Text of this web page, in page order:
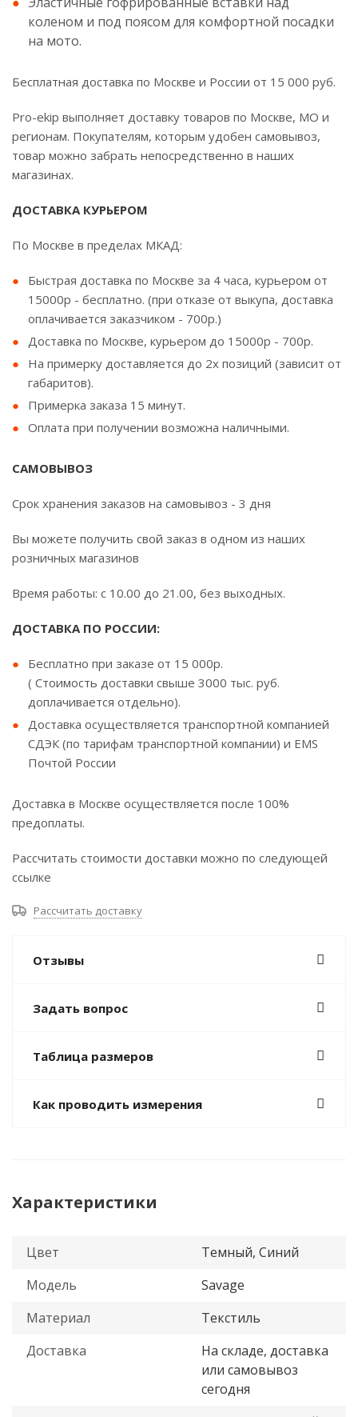
коленом и под поясом для комфортной посадки
на мото.
Бесплатная доставка по Москве и России от 15 000 руб.
Pro-ekip выполняет доставку товаров по Москве, МО и
регионам. Покупателям, которым удобен самовывоз,
товар можно забрать непосредственно в наших
магазинах.
ДОСТАВКА КУРЬЕРОМ
По Москве в пределах МКАД:
Быстрая доставка по Москве за 4 часа, курьером от
15000р - бесплатно. (при отказе от выкупа, доставка
оплачивается заказчиком - 700р.)
Доставка по Москве, курьером до 15000р - 700р.
На примерку доставляется до 2х позиций (зависит от
габаритов).
Примерка заказа 15 минут.
Оплата при получении возможна наличными.
САМОВЫВОЗ
Срок хранения заказов на самовывоз - 3 дня
Вы можете получить свой заказ в одном из наших
розничных магазинов
Время работы: с 10.00 до 21.00, без выходных.
ДОСТАВКА ПО РОССИИ:
Бесплатно при заказе от 15 000р.
( Стоимость доставки свыше 3000 тыс. руб.
доплачивается отдельно).
Доставка осуществляется транспортной компанией
СДЭК (по тарифам транспортной компании) и EMS
Почтой России
Доставка в Москве осуществляется после 100%
предоплаты.
Рассчитать стоимости доставки можно по следующей
ссылке
Рассчитать доставку
Отзывы
Задать вопрос
Таблица размеров
Как проводить измерения
Характеристики
Цвет
Темный, Синий
Модель
Savage
Материал
Текстиль
Доставка
На складе, доставка
или самовывоз
сегодня